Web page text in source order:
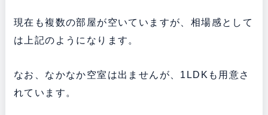
現在も複数の部屋が空いていますが、相場感として
は上記のようになります。
なお、なかなか空室は出ませんが、1LDKも用意さ
れています。